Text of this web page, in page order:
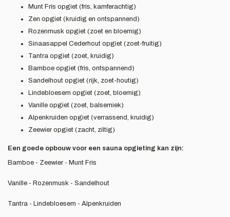
Munt Fris opgiet (fris, kamferachtig)
Zen opgiet (kruidig en ontspannend)
Rozenmusk opgiet (zoet en bloemig)
Sinaasappel Cederhout opgiet (zoet-fruitig)
Tantra opgiet (zoet, kruidig)
Bamboe opgiet (fris, ontspannend)
Sandelhout opgiet (rijk, zoet-houtig)
Lindebloesem opgiet (zoet, bloemig)
Vanille opgiet (zoet, balsemiek)
Alpenkruiden opgiet (verrassend, kruidig)
Zeewier opgiet (zacht, ziltig)
Een goede opbouw voor een sauna opgieting kan zijn:
Bamboe - Zeewier - Munt Fris
Vanille - Rozenmusk - Sandelhout
Tantra - Lindebloesem - Alpenkruiden